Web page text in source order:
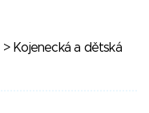
> Kojenecká a dětská